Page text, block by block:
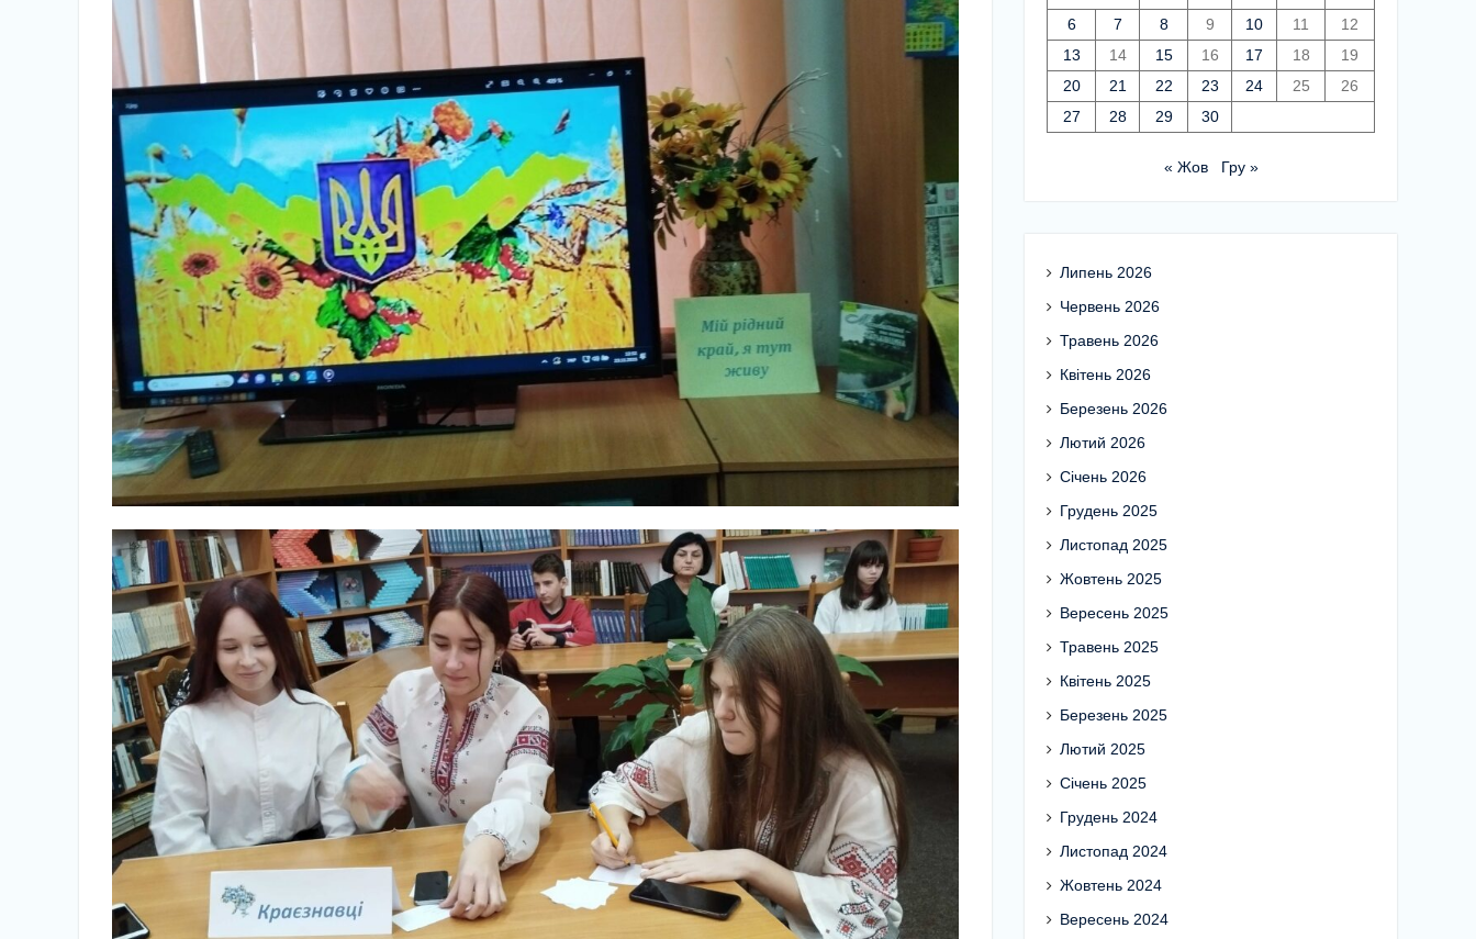
6
7 8 9 10 11
12
13
14 15 16 17 18
19
20
21 22 23 24 25
26
27
28 29 30
« Жов Гру »
Липень 2026
Червень 2026
Травень 2026
Квітень 2026
Березень 2026
Лютий 2026
Січень 2026
Грудень 2025
Листопад 2025
Жовтень 2025
Вересень 2025
Травень 2025
Квітень 2025
Березень 2025
Лютий 2025
Січень 2025
Грудень 2024
Листопад 2024
Жовтень 2024
Вересень 2024